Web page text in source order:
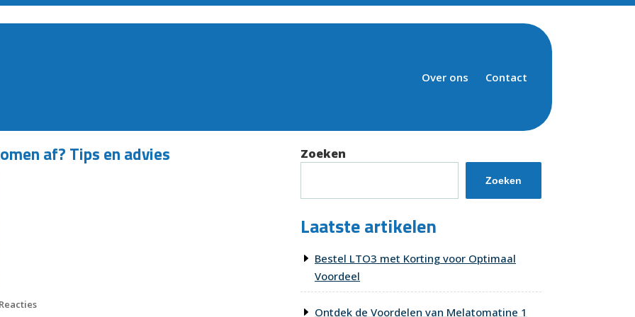
Over ons Contact
af? Tips en advies Zoeken
Zoeken
Laatste artikelen
Bestel LTO3 met Korting voor Optimaal
Voordeel
Ontdek de Voordelen van Melatomatine 1